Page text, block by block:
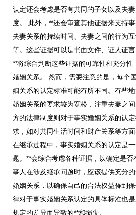
认定还会考虑是否有共同的子女以及夫
度。 此外，**还会审查其他证据来支持
夫妻关系的持续时间、夫妻之间的行为
等。这些证据可以是书面文件、证人证言
**将综合判断这些证据的可靠性和充分
婚姻关系。 然而，需要注意的是，每个
姻关系的认定标准可能有所不同。有些
婚姻关系的要求较为宽松，注重夫妻之
方的法律制度则对于事实婚姻关系的认
求，如对共同生活时间和财产关系等方面
在继承过程中，事实婚姻关系的认定是
题。**会综合考虑各种证据，以确定是否
事人在涉及继承问题时，应该提供充分
婚姻关系，以确保自己的合法权益得到
律对于事实婚姻关系认定的具体标准也
规定的差异而导致的**和损失。